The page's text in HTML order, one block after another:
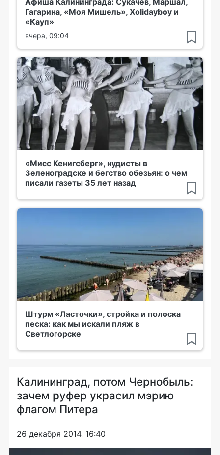
Афиша Калининграда: Сукачёв, Маршал,
Гагарина, «Моя Мишель», Xolidayboy и
«Кауп»
вчера, 09:04
«Мисс Кенигсберг», нудисты в
Зеленоградске и бегство обезьян: о чем
писали газеты 35 лет назад
Штурм «Ласточки», стройка и полоска
песка: как мы искали пляж в
Светлогорске
Калининград, потом Чернобыль:
зачем руфер украсил мэрию
флагом Питера
26 декабря 2014, 16:40